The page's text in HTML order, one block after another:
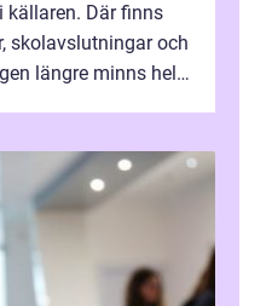
källaren. Där finns
skolavslutningar och
längre minns helt.